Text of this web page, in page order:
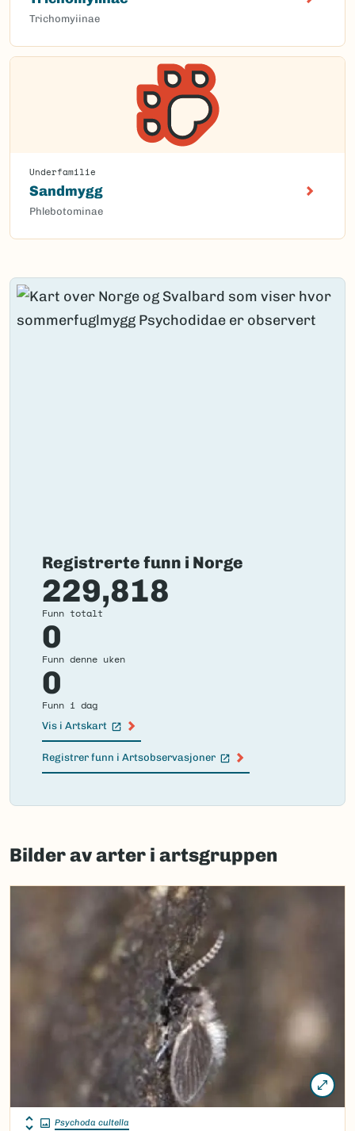
Trichomyiinae
Underfamilie
Sandmygg
Phlebotominae
Registrerte funn i Norge
229,818
Funn totalt
0
Funn denne uken
0
Funn i dag
Vis i Artskart
(Ekstern lenke)
Registrer funn i Artsobservasjoner
(Ekstern lenke)
Failed
load
map.
Bilder av arter i artsgruppen
Psychoda cultella